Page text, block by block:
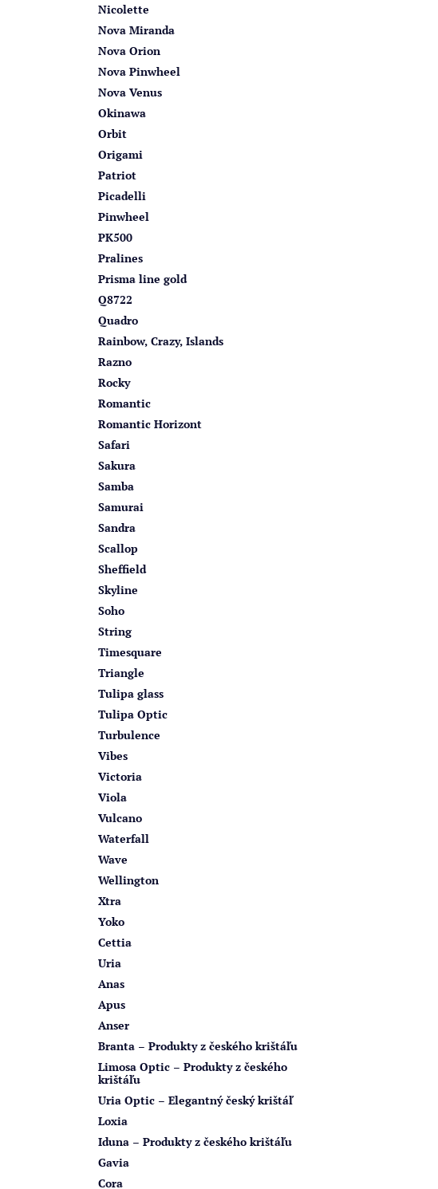
Nicolette
Nova Miranda
Nova Orion
Nova Pinwheel
Nova Venus
Okinawa
Orbit
Origami
Patriot
Picadelli
Pinwheel
PK500
Pralines
Prisma line gold
Q8722
Quadro
Rainbow, Crazy, Islands
Razno
Rocky
Romantic
Romantic Horizont
Safari
Sakura
Samba
Samurai
Sandra
Scallop
Sheffield
Skyline
Soho
String
Timesquare
Triangle
Tulipa glass
Tulipa Optic
Turbulence
Vibes
Victoria
Viola
Vulcano
Waterfall
Wave
Wellington
Xtra
Yoko
Cettia
Uria
Anas
Apus
Anser
Branta – Produkty z českého krištáľu
Limosa Optic – Produkty z českého
krištáľu
Uria Optic – Elegantný český krištáľ
Loxia
Iduna – Produkty z českého krištáľu
Gavia
Cora